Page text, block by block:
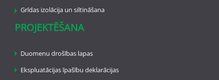
Grīdas izolācija un siltināšana
PROJEKTĒŠANA
Duomenu drošības lapas
Ekspluatācijas īpašību deklarācijas